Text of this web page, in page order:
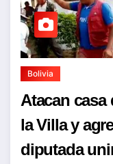
Bolivia
Atacan casa
la Villa y
diputada